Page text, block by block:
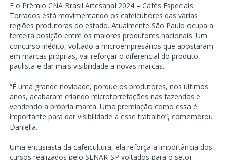
E o Prêmio CNA Brasil Artesanal 2024 – Cafés Especiais
Torrados está movimentando os cafeicultores das várias
regiões produtoras do estado. Atualmente São Paulo ocupa a
terceira posição entre os maiores produtores nacionais. Um
concurso inédito, voltado a microempresários que apostaram
em marcas próprias, vai reforçar o diferencial do produto
paulista e dar mais visibilidade a novas marcas.
“É uma grande novidade, porque os produtores, nos últimos
anos, acabaram criando microtorrefações nas fazendas e
vendendo a própria marca. Uma premiação como essa é
importante para dar visibilidade a esse trabalho”, comemorou
Daniella.
Uma entusiasta da cafeicultura, ela reforça a importância dos
cursos realizados pelo SENAR-SP voltados para o setor.